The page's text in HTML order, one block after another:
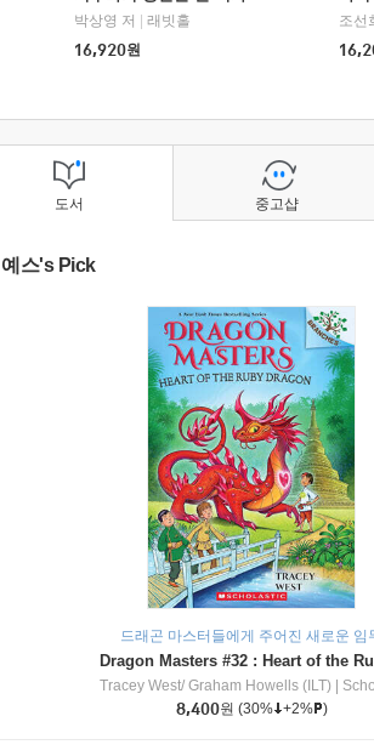
박상영 저
래빗홀
16,920원
조선
도서
예스's Pick
드래곤 마스터들에게 주어진 새로운 임
Tracey West/ Graham Howells (ILT)
8,400원 (30% +2% )
중고샵